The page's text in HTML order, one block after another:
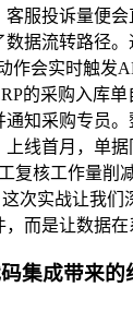
服投诉量便会
据流转路径。
作会实时触发
的采购入库
知采购专员
线首月，单
复核工作量削
次实战让我们
而是让数据在
集成带来的